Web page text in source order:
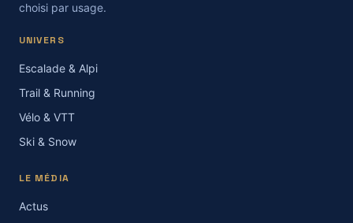
choisi par usage.
UNIVERS
Escalade & Alpi
Trail & Running
Vélo & VTT
Ski & Snow
LE MÉDIA
Actus